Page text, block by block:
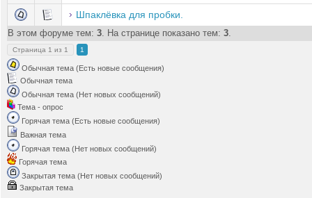
Шпаклёвка для пробки.
В этом форуме тем: 3. На странице показано тем: 3.
Страница 1 из 1 1
Обычная тема (Есть новые сообщения)
Обычная тема
Обычная тема (Нет новых сообщений)
Тема - опрос
Горячая тема (Есть новые сообщения)
Важная тема
Горячая тема (Нет новых сообщений)
Горячая тема
Закрытая тема (Нет новых сообщений)
Закрытая тема